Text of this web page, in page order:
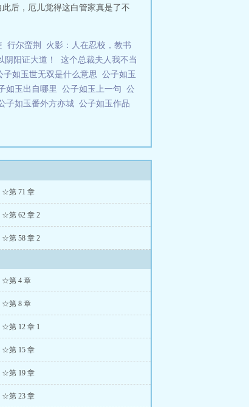
后，厄儿觉得这白管家真是了不
行尔蛮荆
火影：人在忍校，教书
阴阳证大道！
这个总裁夫人我不当
子如玉世无双是什么意思 公子如玉
如玉出自哪里 公子如玉上一句 公
子如玉番外方亦城 公子如玉作品
☆第 71 章
☆第 62 章 2
☆第 58 章 2
☆第 4 章
☆第 8 章
☆第 12 章 1
☆第 15 章
☆第 19 章
☆第 23 章